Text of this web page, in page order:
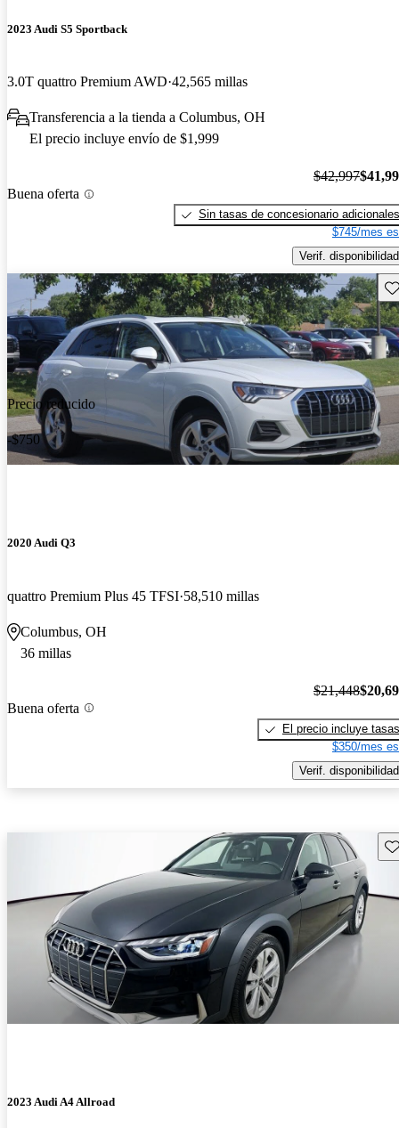
2023 Audi S5 Sportback
3.0T quattro Premium AWD 42,565 millas
Transferencia a la tienda a Columbus, OH
El precio incluye envío de $1,999
Buena oferta
$42,997
Sin tasas de concesionario adicionales
$745/mes
Verif. disponibilidad
Precio reducido
-$750
2020 Audi Q3
quattro Premium Plus 45 TFSI 58,510 millas
Columbus, OH
36 millas
Buena oferta
$21,448
El precio incluye tasas
$350/mes
Verif. disponibilidad
2023 Audi A4 Allroad